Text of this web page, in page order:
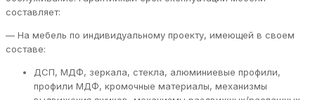
составляет:
— На мебель по индивидуальному проекту, имеющей в своем
составе:
ДСП, МДФ, зеркала, стекла, алюминиевые профили,
профили МДФ, кромочные материалы, механизмы